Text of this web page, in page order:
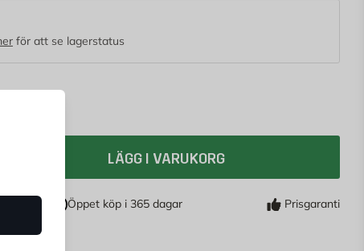
regn per timme, dag, vecka, månad
mer mera.
för att se lagerstatus
LÄGG I VARUKORG
Öppet köp i 365 dagar Prisgaranti